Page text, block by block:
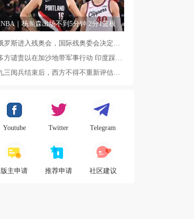
NBA｜杨瀚森出场不到5分钟 2分1篮板
Youtube Twitter Telegram
版主申请 推荐申请 社区建议